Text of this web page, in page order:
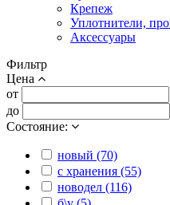
Крепеж
Уплотнители,
Аксессуары
Фильтр
Цена
от
до
Состояние:
новый (70)
с хранения (55)
новодел (116)